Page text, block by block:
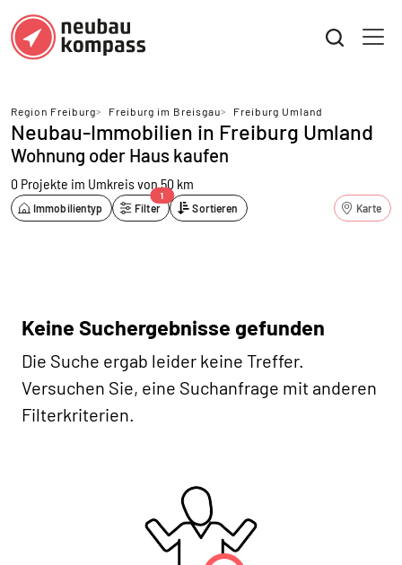
Region Freiburg> Freiburg im Breisgau> Freiburg Umland
Neubau-Immobilien in Freiburg Umland
Wohnung oder Haus kaufen
0 Projekte im Umkreis von 50 km
Immobilientyp Filter
1
Sortieren Karte
Keine Suchergebnisse gefunden
Die Suche ergab leider keine Treffer.
Versuchen Sie, eine Suchanfrage mit anderen
Filterkriterien.